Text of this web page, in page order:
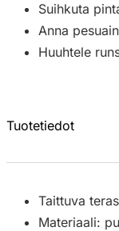
Suihkuta
Anna
Huuhtele
Tuotetiedot
Taittuva
Materiaali: